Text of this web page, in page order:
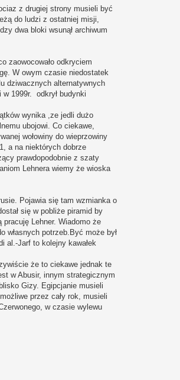
z drugiej strony musieli być
do ludzi z ostatniej misji,
dwa bloki wsunął archiwum
zaowocowało odkryciem
W owym czasie niedostatek
dziwacznych alternatywnych
1999r. odkrył budynki
wynika ,ze jedli dużo
ubojowi. Co ciekawe,
wołowiny do wieprzowiny
a na niektórych dobrze
prawdopodobnie z szaty
Lehnera wiemy że wioska
Pojawia się tam wzmianka o
się w pobliże piramid by
Lehner. Wiadomo że
własnych potrzeb.Być może był
al.-Jarf to kolejny kawałek
że to ciekawe jednak te
w Abusir, innym strategicznym
Gizy. Egipcjanie musieli
przez cały rok, musieli
w czasie wylewu